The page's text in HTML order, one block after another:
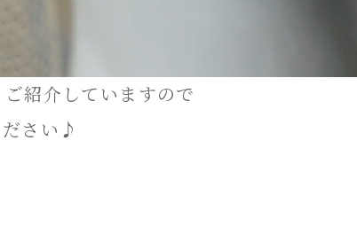
ご紹介していますので
ださい♪